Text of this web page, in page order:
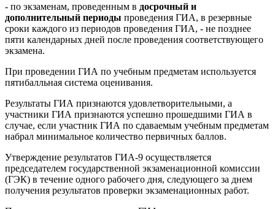
- по экзаменам, проведенным в досрочный и
дополнительный периоды проведения ГИА, в резервные
сроки каждого из периодов проведения ГИА, - не позднее
пяти календарных дней после проведения соответствующего
экзамена.
При проведении ГИА по учебным предметам используется
пятибалльная система оценивания.
Результаты ГИА признаются удовлетворительными, а
участники ГИА признаются успешно прошедшими ГИА в
случае, если участник ГИА по сдаваемым учебным предметам
набрал минимальное количество первичных баллов.
Утверждение результатов ГИА-9 осуществляется
председателем государственной экзаменационной комиссии
(ГЭК) в течение одного рабочего дня, следующего за днем
получения результатов проверки экзаменационных работ.